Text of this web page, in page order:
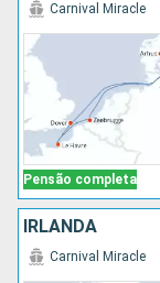
Pensão completa
Carnival Miracle
IRLANDA
Carnival Miracle